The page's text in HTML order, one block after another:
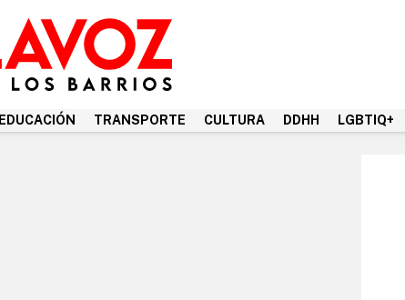
EDUCACIÓN TRANSPORTE CULTURA DDHH LGBTIQ+